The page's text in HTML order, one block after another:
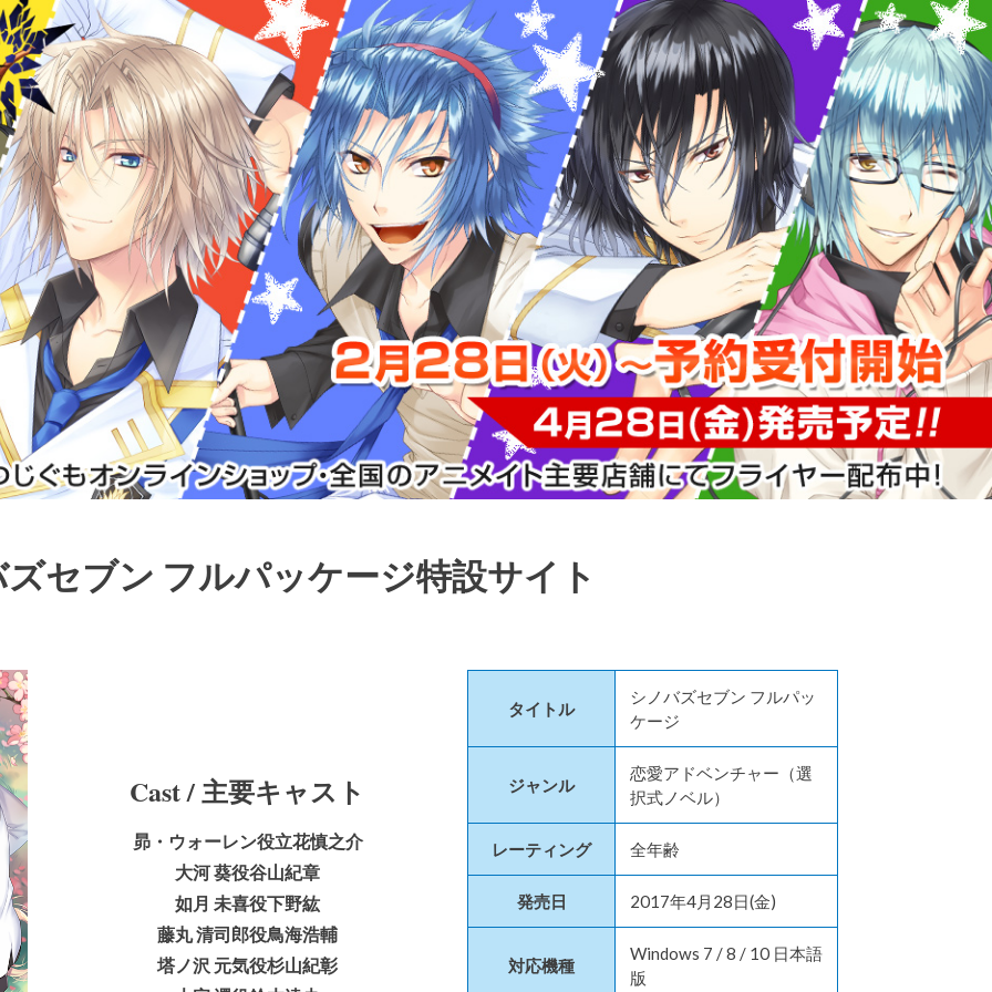
セブン フルパッケージ特設サイト
Cast / 主要キャスト
昴・ウォーレン役立花慎之介
大河 葵役谷山紀章
如月 未喜役下野紘
藤丸 清司郎役鳥海浩輔
塔ノ沢 元気役杉山紀彰
タイトル
シノバズセブン フルパッ
ケージ
ジャンル
恋愛アドベンチャー（選
択式ノベル）
レーティング 全年齢
発売日 2017年4月28日(金)
対応機種
Windows 7 / 8 / 10 日本語
版